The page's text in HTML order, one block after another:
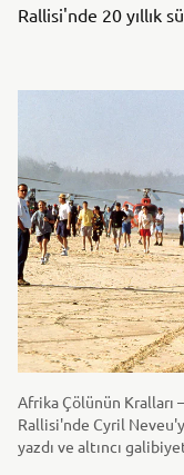
Rallisi'nde 20 yıllık
Afrika Çölünün Kralları
Rallisi'nde Cyril
yazdı ve altıncı